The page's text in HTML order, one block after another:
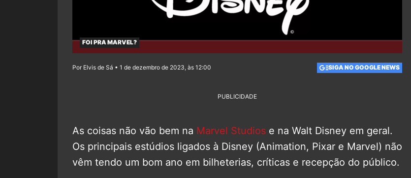
FOI PRA MARVEL?
Por Elvis de Sá • 1 de dezembro de 2023, às 12:00 SIGA NO GOOGLE NEWS
PUBLICIDADE
As coisas não vão bem na Marvel Studios e na Walt Disney em geral.
Os principais estúdios ligados à Disney (Animation, Pixar e Marvel) não
vêm tendo um bom ano em bilheterias, críticas e recepção do público.